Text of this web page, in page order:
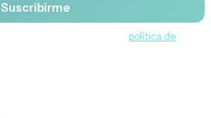
Suscribirme
política de